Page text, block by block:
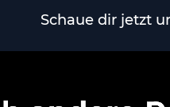
Schaue dir jetzt